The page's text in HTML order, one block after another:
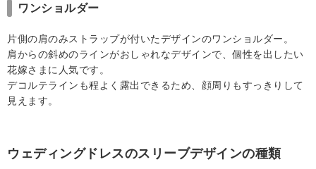
ワンショルダー
片側の肩のみストラップが付いたデザインのワンショルダー。
肩からの斜めのラインがおしゃれなデザインで、個性を出したい
花嫁さまに人気です。
デコルテラインも程よく露出できるため、顔周りもすっきりして
見えます。
ウェディングドレスのスリーブデザインの種類